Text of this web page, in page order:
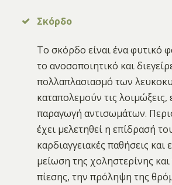
Σκόρδο
Το σκόρδο είναι ένα φυτικό
το ανοσοποιητικό και
πολλαπλασιασμό των
καταπολεμούν τις λοιμώξεις,
παραγωγή αντισωμάτων.
έχει μελετηθεί η επίδρασή
καρδιαγγειακές παθήσεις και
μείωση της χοληστερίνης
πίεσης, την πρόληψη της